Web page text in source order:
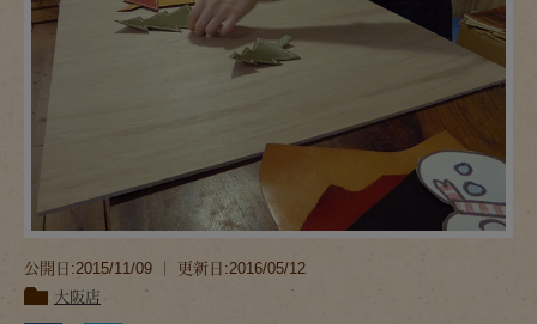
公開日:2015/11/09 ｜ 更新日:2016/05/12
大阪店